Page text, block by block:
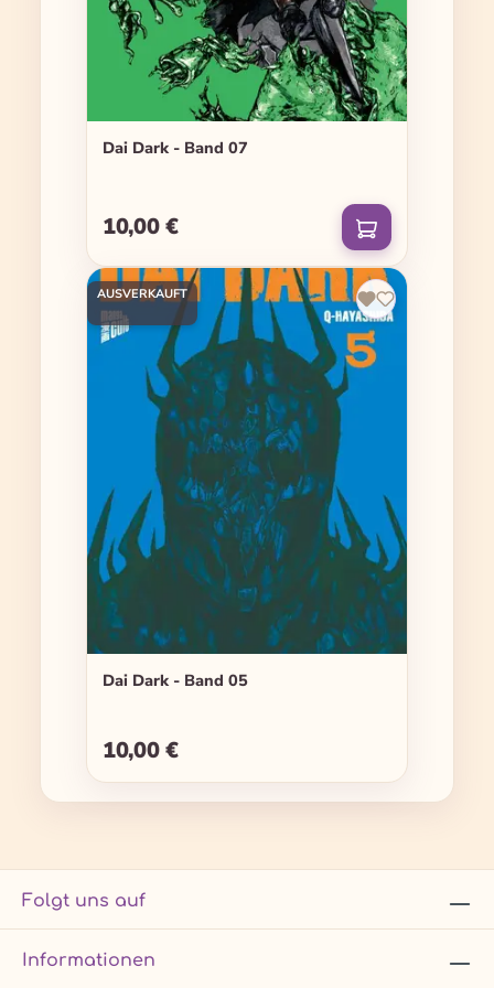
Dai Dark - Band 07
Regulärer Preis:
10,00 €
AUSVERKAUFT
Dai Dark - Band 05
Regulärer Preis:
10,00 €
Folgt uns auf
Informationen